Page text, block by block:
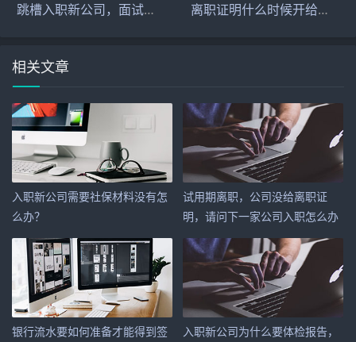
跳槽入职新公司，面试虚报了工资，现在HR要银行流水该怎么办？ 离职证明什么时候开给员工？
相关文章
入职新公司需要社保材料没有怎
么办？
试用期离职，公司没给离职证
明，请问下一家公司入职怎么办
呢？
银行流水要如何准备才能得到签
入职新公司为什么要体检报告，